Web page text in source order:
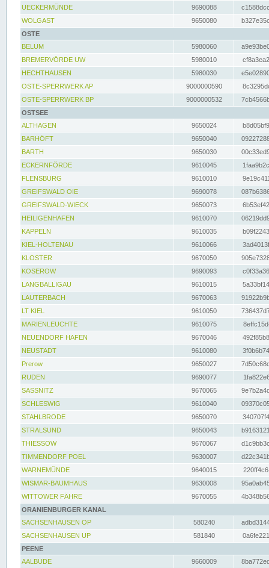
UECKERMÜNDE
9690088
WOLGAST
9650080
OSTE
BELUM
5980060
BREMERVÖRDE UW
5980010
HECHTHAUSEN
5980030
OSTE-SPERRWERK AP
9000000590
OSTE-SPERRWERK BP
9000000532
OSTSEE
ALTHAGEN
9650024
BARHÖFT
9650040
BARTH
9650030
ECKERNFÖRDE
9610045
FLENSBURG
9610010
GREIFSWALD OIE
9690078
GREIFSWALD-WIECK
9650073
HEILIGENHAFEN
9610070
KAPPELN
9610035
KIEL-HOLTENAU
9610066
KLOSTER
9670050
KOSEROW
9690093
LANGBALLIGAU
9610015
LAUTERBACH
9670063
LT KIEL
9610050
MARIENLEUCHTE
9610075
NEUENDORF HAFEN
9670046
NEUSTADT
9610080
Prerow
9650027
RUDEN
9690077
SASSNITZ
9670065
SCHLESWIG
9610040
STAHLBRODE
9650070
STRALSUND
9650043
THIESSOW
9670067
TIMMENDORF POEL
9630007
WARNEMÜNDE
9640015
WISMAR-BAUMHAUS
9630008
WITTOWER FÄHRE
9670055
ORANIENBURGER KANAL
SACHSENHAUSEN OP
580240
SACHSENHAUSEN UP
581840
PEENE
AALBUDE
9660009